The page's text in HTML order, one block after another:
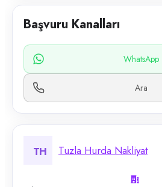
Başvuru Kanalları
WhatsApp
Ara
TH Tuzla Hurda Nakliyat